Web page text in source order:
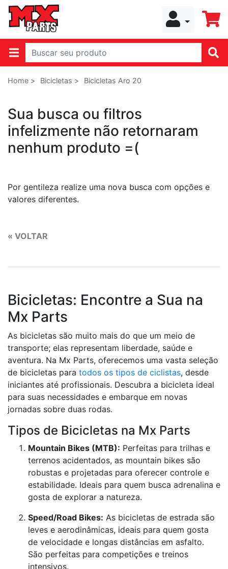
Home > Bicicletas > Bicicletas Aro 20
Sua busca ou filtros
infelizmente não retornaram
nenhum produto =(
Por gentileza realize uma nova busca com opções e
valores diferentes.
« VOLTAR
Bicicletas: Encontre a Sua na
Mx Parts
As bicicletas são muito mais do que um meio de
transporte; elas representam liberdade, saúde e
aventura. Na Mx Parts, oferecemos uma vasta seleção
de bicicletas para todos os tipos de ciclistas, desde
iniciantes até profissionais. Descubra a bicicleta ideal
para suas necessidades e embarque em novas
jornadas sobre duas rodas.
Tipos de Bicicletas na Mx Parts
Mountain Bikes (MTB): Perfeitas para trilhas e
terrenos acidentados, as mountain bikes são
robustas e projetadas para oferecer controle e
estabilidade. Ideais para quem busca adrenalina e
gosta de explorar a natureza.
Speed/Road Bikes: As bicicletas de estrada são
leves e aerodinâmicas, ideais para quem gosta
de velocidade e longas distâncias em asfalto.
São perfeitas para competições e treinos
intensivos.